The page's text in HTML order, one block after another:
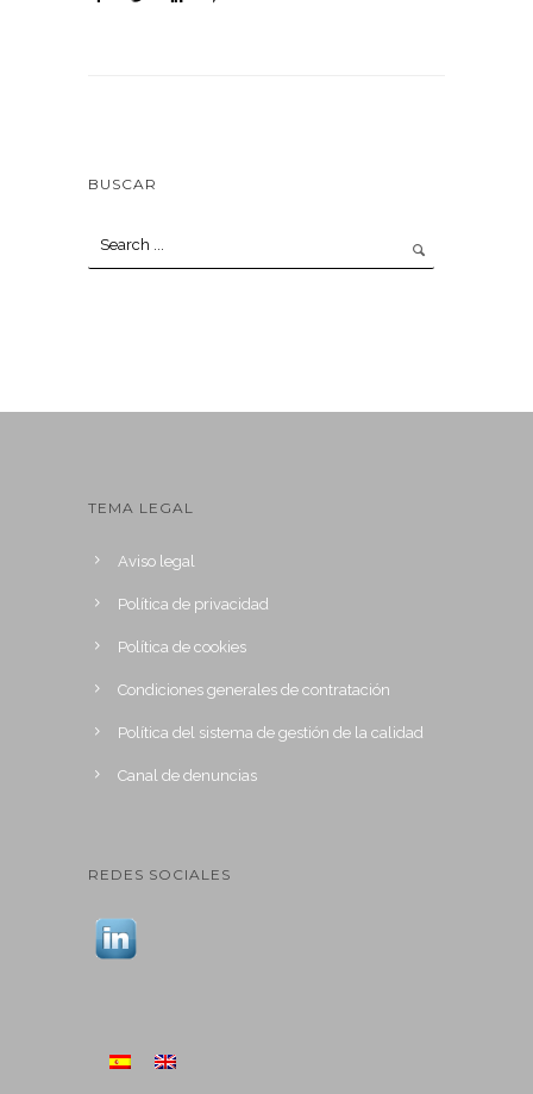
BUSCAR
TEMA LEGAL
Aviso legal
Política de privacidad
Política de cookies
Condiciones generales de contratación
Política del sistema de gestión de la calidad
Canal de denuncias
REDES SOCIALES